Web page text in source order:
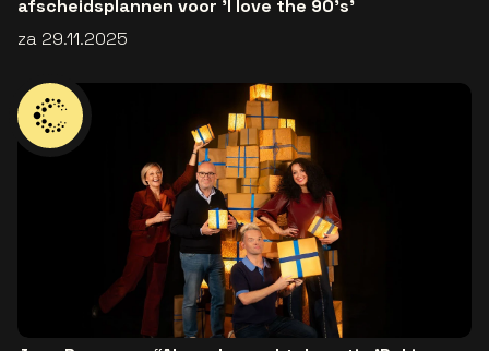
afscheidsplannen voor 'I love the 90’s'
za 29.11.2025